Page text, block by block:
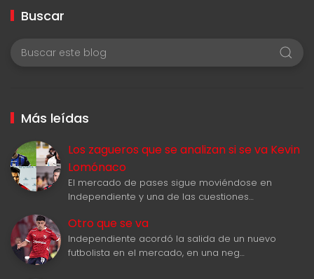
Buscar
Más leídas
Los zagueros que se analizan si se va Kevin
Lomónaco
El mercado de pases sigue moviéndose en
Independiente y una de las cuestiones…
Otro que se va
Independiente acordó la salida de un nuevo
futbolista en el mercado, en una neg…